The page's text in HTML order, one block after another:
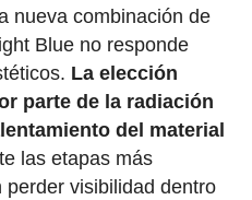
nueva combinación de
Blue no responde
La elección
parte de la radiación
del material
las etapas más
visibilidad dentro